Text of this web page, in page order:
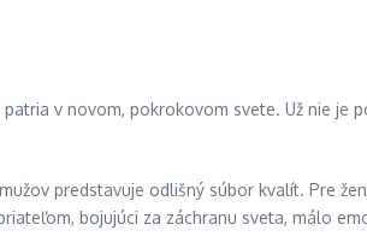
v novom, pokrokovom svete. Už nie
predstavuje odlišný súbor kvalít. Pre
bojujúci za záchranu sveta, málo